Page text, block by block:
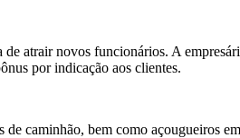
atrair novos funcionários. A
por indicação aos clientes.
caminhão, bem como açougueiros